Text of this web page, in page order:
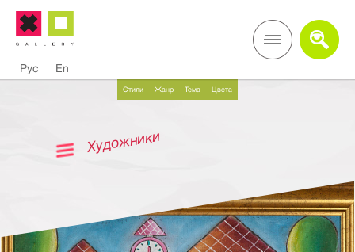
Рус En
Художники
Стили Жанр Тема Цвета